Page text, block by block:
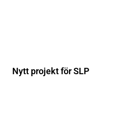
Nytt projekt för SLP